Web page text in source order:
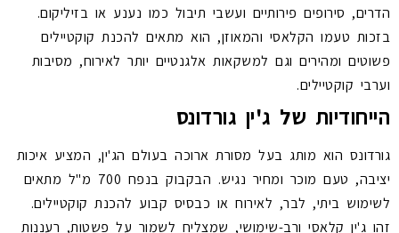
הדרים, סירופים פירותיים ועשבי תיבול כמו נענע או בזיליקום.
בזכות טעמו הקלאסי והמאוזן, הוא מתאים להכנת קוקטיילים
פשוטים ומהירים וגם למשקאות אלגנטיים יותר לאירוח, מסיבות
וערבי קוקטיילים.
הייחודיות של ג'ין גורדונס
גורדונס הוא מותג בעל מסורת ארוכה בעולם הג'ין, המציע איכות
יציבה, טעם מוכר ומחיר נגיש. הבקבוק בנפח 700 מ"ל מתאים
לשימוש ביתי, לבר, לאירוח או כבסיס קבוע להכנת קוקטיילים.
זהו ג'ין קלאסי ורב-שימושי, שמצליח לשמור על פשטות, רעננות